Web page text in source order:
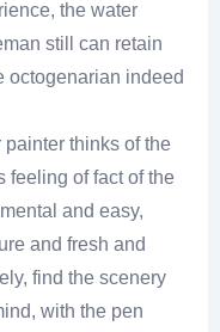
the water
still can retain
octogenarian indeed
painter thinks of the
feeling of fact of the
and easy,
and fresh and
find the scenery
with the pen